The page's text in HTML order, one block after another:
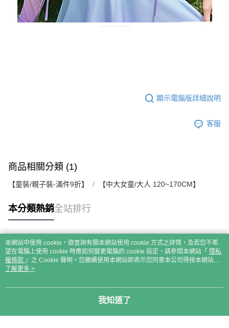
顯示電腦版詳細說明
客服
商品相關分類 (1)
【童裝/親子裝-滿件9折】 【中大女童/大人 120~170CM】
本分類熱銷全站排行
熱門標籤
本網站中使用 cookie，欲查詢有關本網站使用 cookie 方式之詳情，及若您不希
望在電腦上使用 cookie 時應如何變更電腦的 cookie 設定，請參閱本網站「 隱私
權條款 」之 Cookie 聲明。您繼續使用本網站即表示您同意本公司得按本網站使
用條款之 Cookie 聲明使用 cookie。
了解更多 >
我知道了